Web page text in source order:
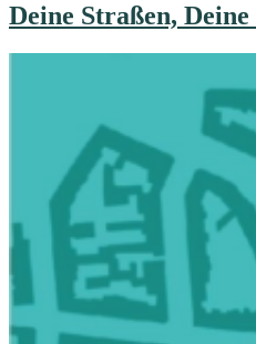
Deine Straßen,